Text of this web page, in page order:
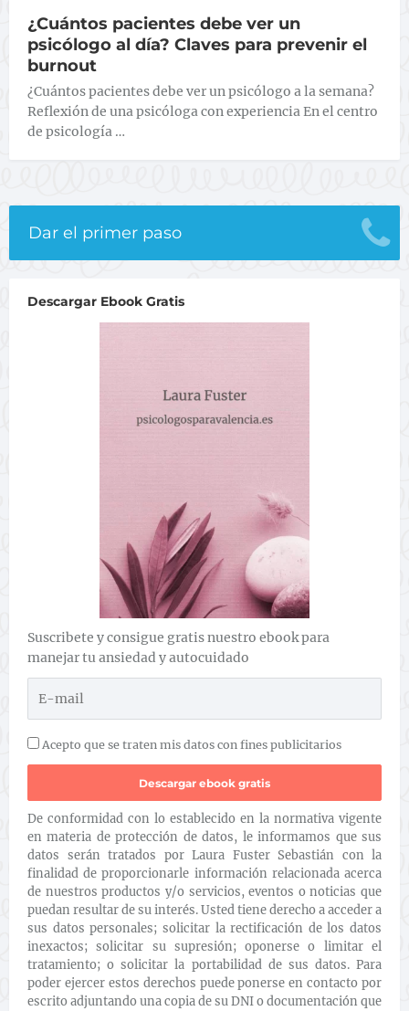
¿Cuántos pacientes debe ver un
psicólogo al día? Claves para prevenir el
burnout
¿Cuántos pacientes debe ver un psicólogo a la semana?
Reflexión de una psicóloga con experiencia En el centro
de psicología …
Dar el primer paso
Descargar Ebook Gratis
Suscribete y consigue gratis nuestro ebook para
manejar tu ansiedad y autocuidado
Acepto que se traten mis datos con fines publicitarios
De conformidad con lo establecido en la normativa vigente
en materia de protección de datos, le informamos que sus
datos serán tratados por Laura Fuster Sebastián con la
finalidad de proporcionarle información relacionada acerca
de nuestros productos y/o servicios, eventos o noticias que
puedan resultar de su interés. Usted tiene derecho a acceder a
sus datos personales; solicitar la rectificación de los datos
inexactos; solicitar su supresión; oponerse o limitar el
tratamiento; o solicitar la portabilidad de sus datos. Para
poder ejercer estos derechos puede ponerse en contacto por
escrito adjuntando una copia de su DNI o documentación que